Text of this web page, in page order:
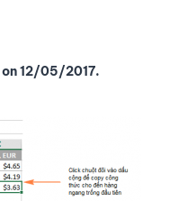
on12/05/2017.